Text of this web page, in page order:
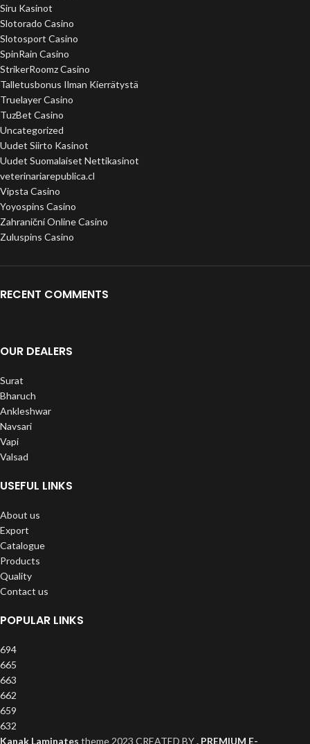
Siru Kasinot
Slotorado Casino
Slotosport Casino
SpinRain Casino
StrikerRoomz Casino
Talletusbonus Ilman Kierrätystä
Truelayer Casino
TuzBet Casino
Uncategorized
Uudet Siirto Kasinot
Uudet Suomalaiset Nettikasinot
veterinariarepublica.cl
Vipsta Casino
Yoyospins Casino
Zahraniční Online Casino
Zuluspins Casino
RECENT COMMENTS
OUR DEALERS
Surat
Bharuch
Ankleshwar
Navsari
Vapi
Valsad
USEFUL LINKS
About us
Export
Catalogue
Products
Quality
Contact us
POPULAR LINKS
694
665
663
662
659
632
Kanak Laminates theme 2023 CREATED BY. PREMIUM E-